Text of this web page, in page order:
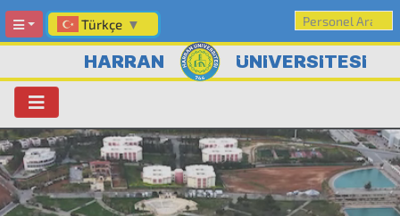
Türkçe ▼
HARRAN ÜNİVERSİTESİ